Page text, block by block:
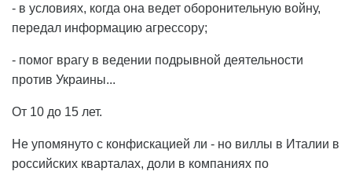
- в условиях, когда она ведет оборонительную войну,
передал информацию агрессору;
- помог врагу в ведении подрывной деятельности
против Украины...
От 10 до 15 лет.
Не упомянуто с конфискацией ли - но виллы в Италии в
российских кварталах, доли в компаниях по